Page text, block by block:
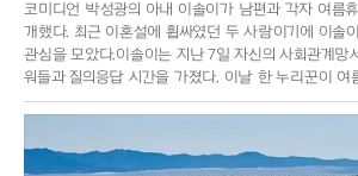
코미디언 박성광의 아내 이솔이가 남편과 각자 여름
개했다. 최근 이혼설에 휩싸였던 두 사람이기에 이솔
관심을 모았다.이솔이는 지난 7일 자신의 사회관계망
워들과 질의응답 시간을 가졌다. 이날 한 누리꾼이 여
이는 “사실 당장은 계